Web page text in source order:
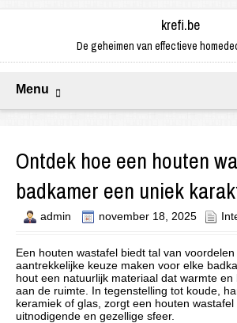
krefi.be
De geheimen van effectieve
Menu
Ontdek hoe een houten
badkamer een uniek
admin november 18, 2025
Een houten wastafel biedt tal van
aantrekkelijke keuze maken voor elke
hout een natuurlijk materiaal dat warmte
aan de ruimte. In tegenstelling tot koude,
keramiek of glas, zorgt een houten wastafel
uitnodigende en gezellige sfeer.